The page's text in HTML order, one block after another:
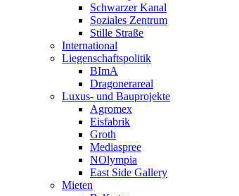
Schwarzer Kanal
Soziales Zentrum
Stille Straße
International
Liegenschaftspolitik
BImA
Dragonerareal
Luxus- und Bauprojekte
Agromex
Eisfabrik
Groth
Mediaspree
NOlympia
East Side Gallery
Mieten